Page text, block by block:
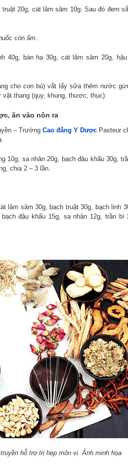
20g, cát lâm sâm 10g. Sau đó đem
còn ấm.
40g, bán hạ 30g, cát lâm sâm 20g,
cho con bú) vắt lấy sữa thêm nước
thang (quy, khung, thược, thục).
ăn vào nôn ra
– TrườngCao đẳng Y Dược Pasteur
10g, sa nhân 20g, bạch đậu khấu 30g,
chia 2 – 3 lần.
lâm sâm 30g, bạch truật 30g, bạch linh
đậu khấu 15g, sa nhân 12g, trần bì
hỗ trợ trị hẹp môn vị. Ảnh minh họa